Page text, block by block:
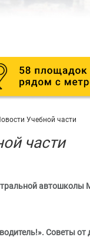
Учебной части
части
Советы от